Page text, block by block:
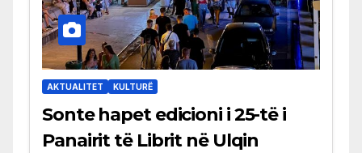
AKTUALITET KULTURË
Sonte hapet edicioni i 25-të i
Panairit të Librit në Ulqin